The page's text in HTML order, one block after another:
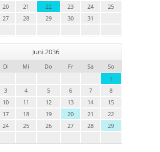
20 21 22 23 24
25
27 28 29 30 31
Juni 2036
Di Mi Do Fr Sa
So
1
3 4 5 6 7
8
10 11 12 13 14
15
17 18 19 20 21
22
24 25 26 27 28
29